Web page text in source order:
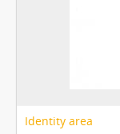
Identity area